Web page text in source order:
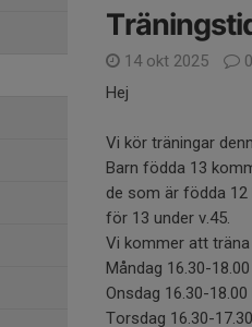
14 okt 2025
Hej
Vi kör träningar
Barn födda 13
de som är födda
för 13 under v.45.
Vi kommer att
Måndag 16.30-
Onsdag 16.30-
Torsdag 16.30-